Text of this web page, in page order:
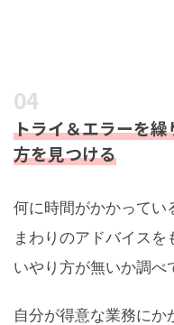
トライ＆エラーを
方を見つける
何に時間がかかってい
まわりのアドバイス
いやり方が無いか調べ
自分が得意な業務にか